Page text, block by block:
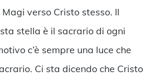
verso Cristo stesso. Il
stella è il sacrario di ogni
c’è sempre una luce che
Ci sta dicendo che Cristo